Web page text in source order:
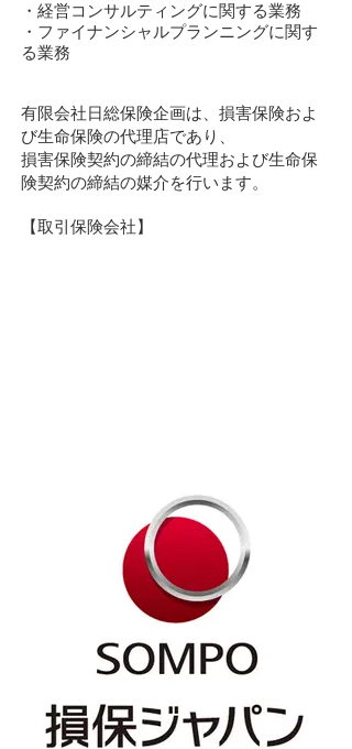
・経営コンサルティングに関する業務
・ファイナンシャルプランニングに関す
る業務
有限会社日総保険企画は、損害保険およ
び生命保険の代理店であり、
損害保険契約の締結の代理および生命保
険契約の締結の媒介を行います。
【取引保険会社】